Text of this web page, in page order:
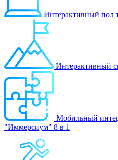
Интерактивный пол
Интерактивный
Мобильный
"Иммерсиум" 8 в 1